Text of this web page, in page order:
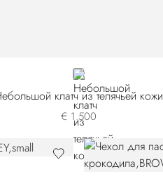
BLUE
клатч из телячьей кожи
€ 1.500